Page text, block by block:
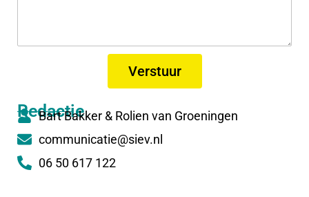
Verstuur
Redactie
Bart Bakker & Rolien van Groeningen
communicatie@siev.nl
06 50 617 122